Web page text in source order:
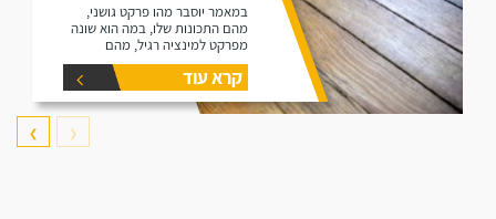
במאמר יוסבר מהו פרקט גושני,
מהם התכונות שלו, במה הוא שונה
מפרקט למינציה רגיל, מהם
היתרונות שלו ומהם החסרונות שלו.
קרא עוד
❮
❯